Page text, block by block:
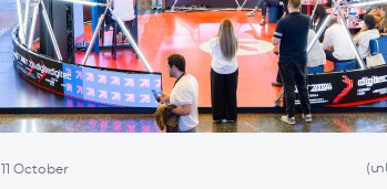
11 October